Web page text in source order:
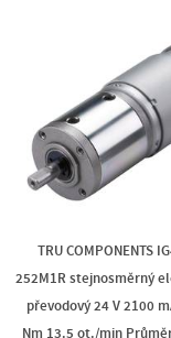
TRU COMPONENTS
252M1R stejnosměrný
převodový 24 V 2100
Nm 13.5 ot./min